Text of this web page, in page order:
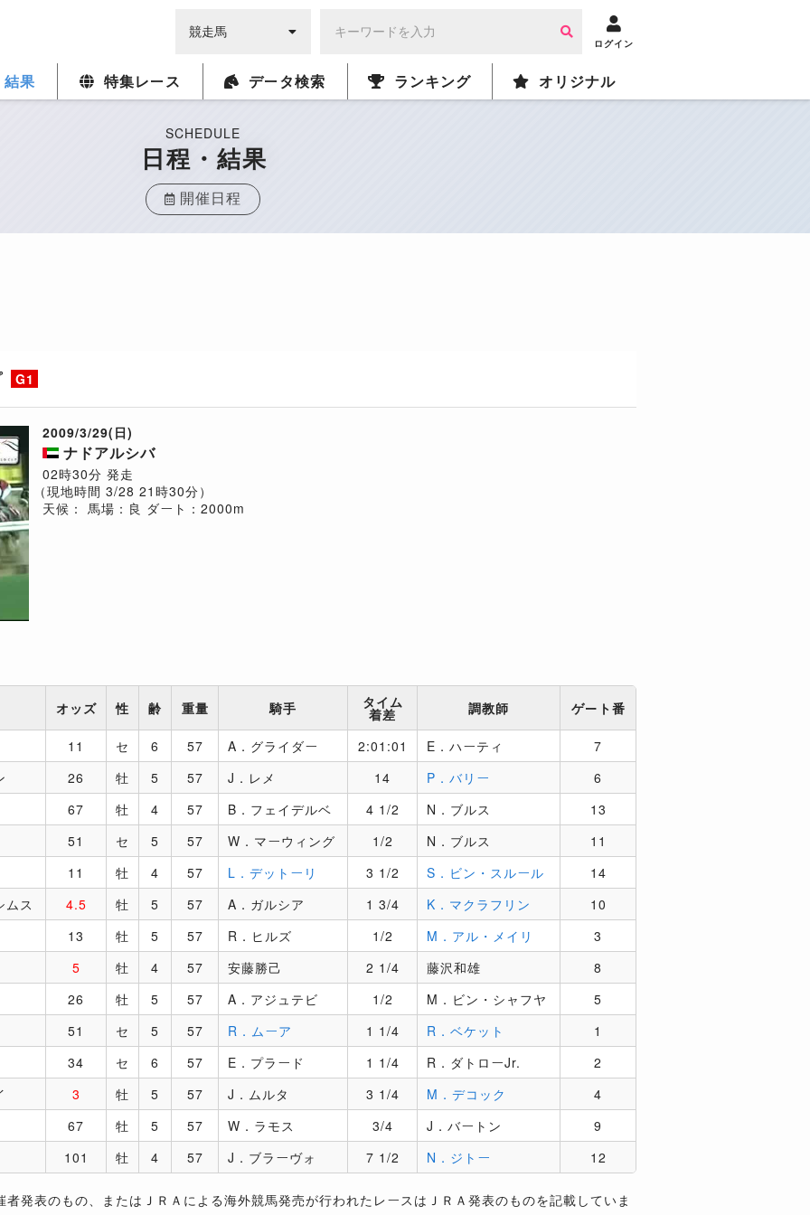
ログイン
果 特集レース データ検索 ランキング オリジナル
SCHEDULE
日程・結果
開催日程
G1
2009/3/29(日)
ナドアルシバ
02時30分 発走
（現地時間 3/28 21時30分）
天候： 馬場：良 ダート：2000m
オッズ 性 齢 重量 騎手 タイム
着差 調教師 ゲート番
11 セ 6 57 A．グライダー 2:01:01 E．ハーティ
7
26 牡 5 57 J．レメ 14 P．バリー
6
67
牡 4 57 B．フェイデルベ 4 1/2 N．ブルス
13
51
セ 5 57 W．マーウィング 1/2 N．ブルス
11
11
牡 4 57 L．デットーリ 3 1/2 S．ビン・スルール
14
ムス
4.5 牡 5 57 A．ガルシア 1 3/4 K．マクラフリン
10
13
牡 5 57 R．ヒルズ 1/2 M．アル・メイリ
3
5
牡 4 57 安藤勝己 2 1/4 藤沢和雄
8
26
牡 5 57 A．アジュテビ 1/2 M．ビン・シャフヤ
5
51
セ 5 57 R．ムーア 1 1/4 R．ベケット
1
34
セ 6 57 E．プラード 1 1/4 R．ダトローJr.
2
3 牡 5 57 J．ムルタ 3 1/4 M．デコック
4
67
牡 5 57 W．ラモス 3/4 J．バートン
9
101
牡 4 57 J．ブラーヴォ 7 1/2 N．ジトー 12
発表のもの、またはＪＲＡによる海外競馬発売が行われたレースはＪＲＡ発表のものを記載していま